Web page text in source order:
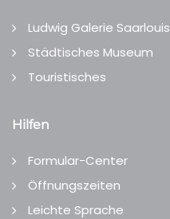
Ludwig Galerie Saarlouis
Städtisches Museum
Touristisches
Hilfen
Formular-Center
Öffnungszeiten
Leichte Sprache